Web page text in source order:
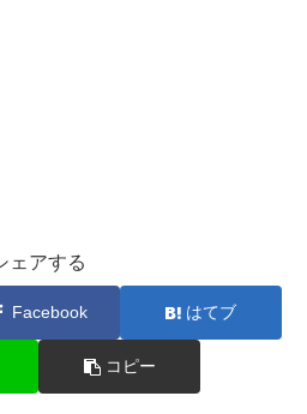
ェアする
Facebook はてブ
コピー